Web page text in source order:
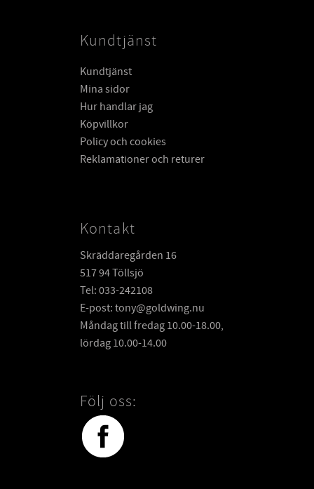
Kundtjänst
Kundtjänst
Mina sidor
Hur handlar jag
Köpvillkor
Policy och cookies
Reklamationer och returer
Kontakt
Skräddaregården 16
517 94 Töllsjö
Tel: 033-242108
E-post: tony@goldwing.nu
Måndag till fredag 10.00-18.00,
lördag 10.00-14.00
Följ oss: